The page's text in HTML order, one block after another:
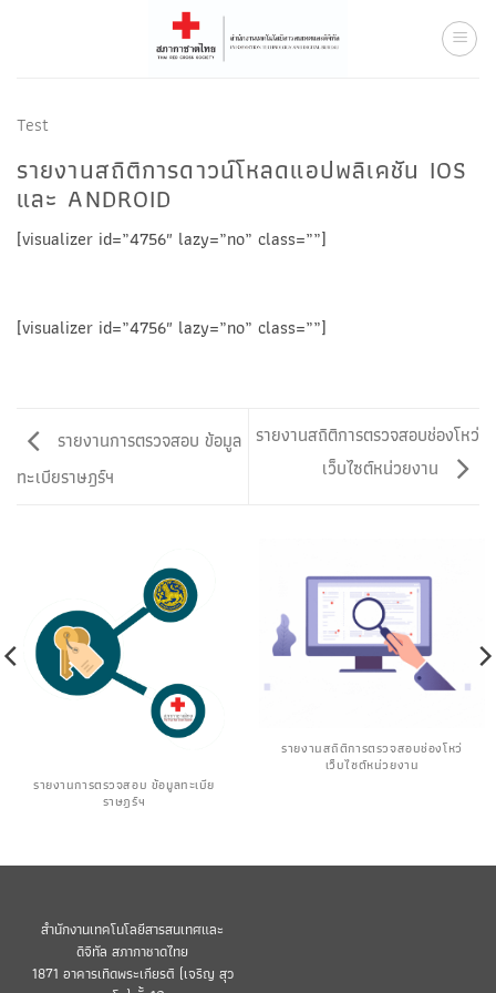
Test
รายงานสถิติการดาวน์โหลดแอปพลิเคชัน IOS
และ ANDROID
[visualizer id=”4756″ lazy=”no” class=””]
[visualizer id=”4756″ lazy=”no” class=””]
รายงานการตรวจสอบ ข้อมูล
ทะเบียราษฎร์ฯ
รายงานสถิติการตรวจสอบช่องโหว่
เว็บไซต์หน่วยงาน
รายงานการตรวจสอบ ข้อมูลทะเบีย
ราษฎร์ฯ
รายงานสถิติการตรวจสอบช่องโหว่
เว็บไซต์หน่วยงาน
สำนักงานเทคโนโลยีสารสนเทศและ
ดิจิทัล สภากาชาดไทย
1871 อาคารเทิดพระเกียรติ (เจริญ สุว